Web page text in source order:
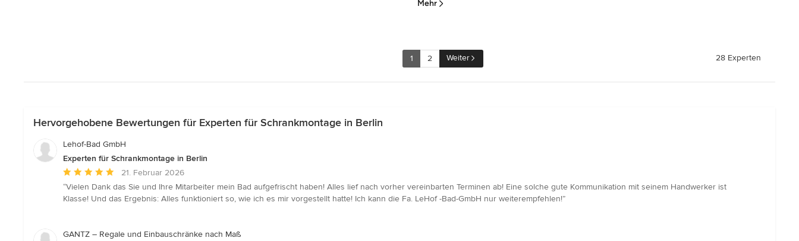
Mehr
1 2 Weiter 28 Experten
Hervorgehobene Bewertungen für Experten für Schrankmontage in Berlin
Lehof-Bad GmbH
Experten für Schrankmontage in Berlin
Durchschnittliche
Bewertung:
5
Sternen
21. Februar 2026
“Vielen Dank das Sie und Ihre Mitarbeiter mein Bad aufgefrischt haben! Alles lief nach vorher vereinbarten Terminen ab! Eine solche gute Kommunikation mit seinem Handwerker ist
Klasse! Und das Ergebnis: Alles funktioniert so, wie ich es mir vorgestellt hatte! Ich kann die Fa. LeHof -Bad-GmbH nur weiterempfehlen!”
GANTZ – Regale und Einbauschränke nach Maß